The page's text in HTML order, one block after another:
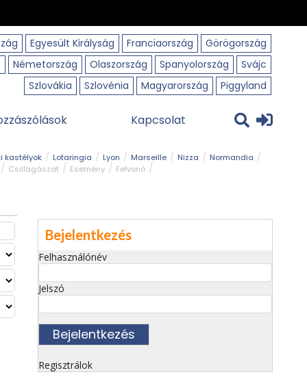
Egyesült Királyság Franciaország
Görögország
Németország Olaszország Spanyolország
Svájc
Szlovákia
Szlovénia Magyarország Piggyland
Kapcsolat
kastélyok Lotaringia Lyon Marseille Nizza
Normandia
Csillagászat Esemény
Felvonó
Bejelentkezés
Felhasználónév
Jelszó
Regisztrálok